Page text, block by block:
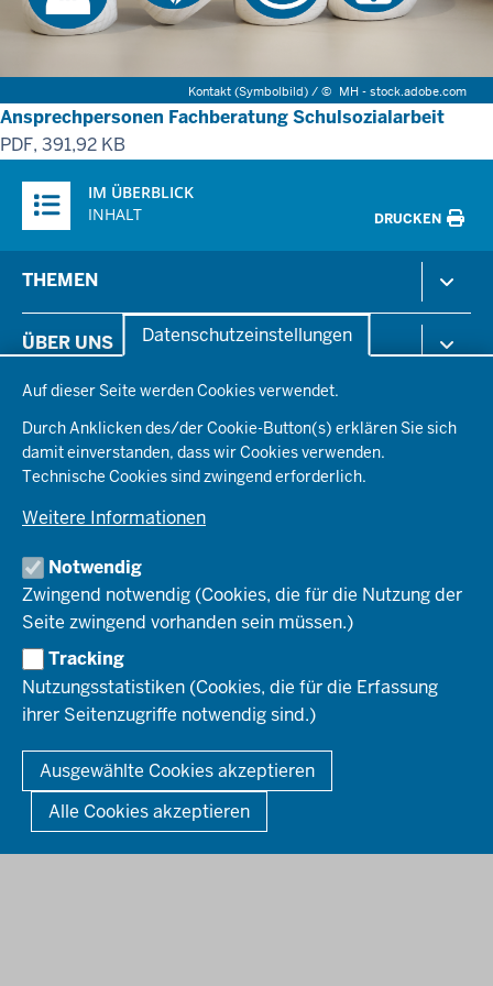
Datenschutzeinstellungen
Auf dieser Seite werden Cookies verwendet.
Durch Anklicken des/der Cookie-Button(s) erklären Sie sich
damit einverstanden, dass wir Cookies verwenden.
Technische Cookies sind zwingend erforderlich.
Weitere Informationen
Notwendig
Zwingend notwendig (Cookies, die für die Nutzung der
Seite zwingend vorhanden sein müssen.)
Tracking
Nutzungsstatistiken (Cookies, die für die Erfassung
ihrer Seitenzugriffe notwendig sind.)
Ausgewählte Cookies akzeptieren
Alle Cookies akzeptieren
Kontakt (Symbolbild) /© MH - stock.adobe.com
Ansprechpersonen Fachberatung Schulsozialarbeit
PDF, 391,92 KB
Inhalte
IM ÜBERBLICK
INHALT
DRUCKEN
in
der
Fußzeile
THEMEN
Gesundheit & Soziales
Kommunales & Wirtschaft
Planen & Bauen
Schule & Bildung
Umwelt & Natur
ÜBER UNS
Aktenpläne
Organisationsstruktur
Behördenleitung
Die Bezirksregierung
Organisationsplan
Institutionen
Arbeitgeberprofil
Stellenangebote
Ausbildung
PRESSE
Pressefotos
Social-Media-Kanäle
REGIONALRAT DÜSSELDORF
SERVICES
Bekanntmachungen
Förderprogramme
Kontakt
Mediathek
So finden Sie uns
Anerkennung von Bildungsnachweisen
Offenlagen
HOTLINE
© 2026 Bezirksregierung Düsseldorf
Fußzeile
DATENSCHUTZ BARRIEREFREIHEIT
IMPRESSUM
KONTAKT